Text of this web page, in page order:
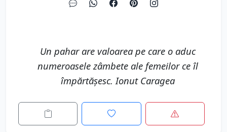
Un pahar are valoarea pe care o aduc
numeroasele zâmbete ale femeilor ce îl
împărtășesc. Ionut Caragea